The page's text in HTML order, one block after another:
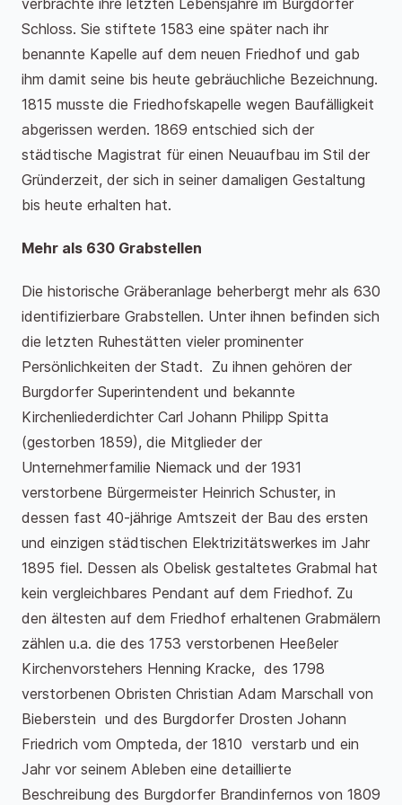
verbrachte ihre letzten Lebensjahre im Burgdorfer
Schloss. Sie stiftete 1583 eine später nach ihr
benannte Kapelle auf dem neuen Friedhof und gab
ihm damit seine bis heute gebräuchliche Bezeichnung.
1815 musste die Friedhofskapelle wegen Baufälligkeit
abgerissen werden. 1869 entschied sich der
städtische Magistrat für einen Neuaufbau im Stil der
Gründerzeit, der sich in seiner damaligen Gestaltung
bis heute erhalten hat.
Mehr als 630 Grabstellen
Die historische Gräberanlage beherbergt mehr als 630
identifizierbare Grabstellen. Unter ihnen befinden sich
die letzten Ruhestätten vieler prominenter
Persönlichkeiten der Stadt. Zu ihnen gehören der
Burgdorfer Superintendent und bekannte
Kirchenliederdichter Carl Johann Philipp Spitta
(gestorben 1859), die Mitglieder der
Unternehmerfamilie Niemack und der 1931
verstorbene Bürgermeister Heinrich Schuster, in
dessen fast 40-jährige Amtszeit der Bau des ersten
und einzigen städtischen Elektrizitätswerkes im Jahr
1895 fiel. Dessen als Obelisk gestaltetes Grabmal hat
kein vergleichbares Pendant auf dem Friedhof. Zu
den ältesten auf dem Friedhof erhaltenen Grabmälern
zählen u.a. die des 1753 verstorbenen Heeßeler
Kirchenvorstehers Henning Kracke, des 1798
verstorbenen Obristen Christian Adam Marschall von
Bieberstein und des Burgdorfer Drosten Johann
Friedrich vom Ompteda, der 1810 verstarb und ein
Jahr vor seinem Ableben eine detaillierte
Beschreibung des Burgdorfer Brandinfernos von 1809